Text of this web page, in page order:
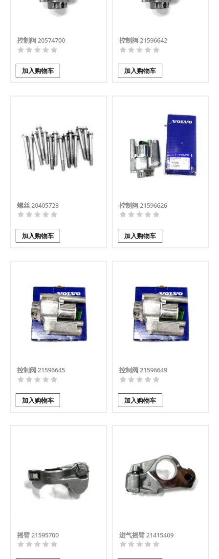
控制阀 20574700
加入购物车
控制阀 21596642
加入购物车
螺丝 20405723
加入购物车
控制阀 21596626
加入购物车
控制阀 21596645
加入购物车
控制阀 21596649
加入购物车
摇臂 21595700 进气摇臂 21415409